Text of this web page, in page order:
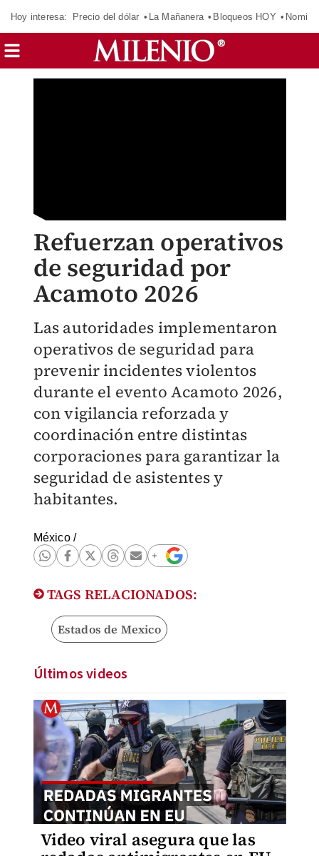
Hoy interesa: Precio del dólar La Mañanera Bloqueos HOY
Refuerzan operativos
de seguridad por
Acamoto 2026
Las autoridades implementaron
operativos de seguridad para
prevenir incidentes violentos
durante el evento Acamoto 2026,
con vigilancia reforzada y
coordinación entre distintas
corporaciones para garantizar la
seguridad de asistentes y
habitantes.
México/
TAGS RELACIONADOS:
Estados de Mexico
Últimos videos
Video viral asegura que las